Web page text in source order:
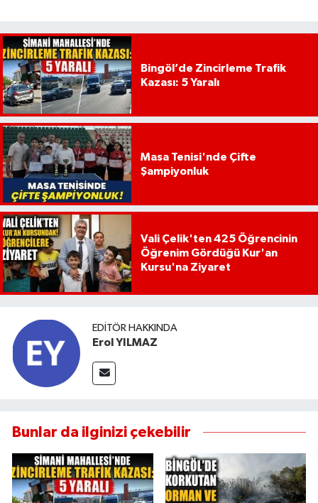
Bingöl’de Zincirleme Trafik
Kazası: 5 Yaralı
Masa Tenisi'nde Çifte
Şampiyonluk
Vali Çelik'ten 425 Öğrencinin
Öğrenim Gördüğü Kur'an
Kursu'na Ziyaret
EDITÖR HAKKINDA
Erol YILMAZ
Bunlar da ilginizi çekebilir